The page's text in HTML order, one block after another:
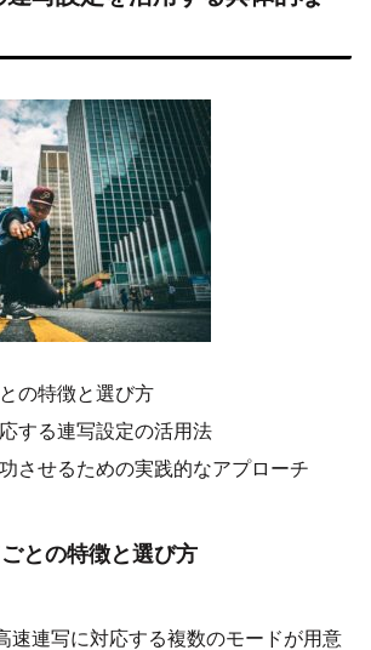
の特徴と選び方
する連写設定の活用法
させるための実践的なアプローチ
との特徴と選び方
速連写に対応する複数のモードが用意